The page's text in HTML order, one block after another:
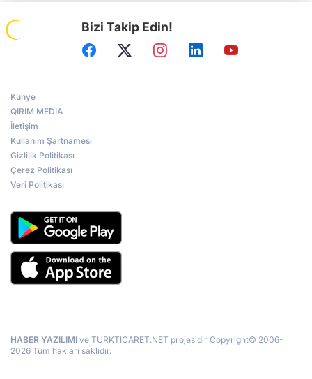
Bizi Takip Edin!
Künye
QIRIM MEDİA
İletişim
Kullanım Şartnamesi
Gizlilik Politikası
Çerez Politikası
Veri Politikası
HABER YAZILIMI ve TURKTICARET.NET projesidir Copyright© 2006-
2026 Tüm hakları saklıdır.